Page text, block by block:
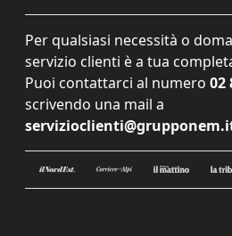
Per qualsiasi necessità o
servizio clienti è a tua
Puoi contattarci al numero 02
scrivendo una mail a